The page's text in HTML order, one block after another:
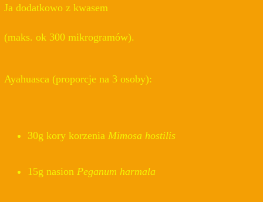
Ja dodatkowo z kwasem
(maks. ok 300 mikrogramów).
Ayahuasca (proporcje na 3 osoby):
30g kory korzenia Mimosa hostilis
15g nasion Peganum harmala